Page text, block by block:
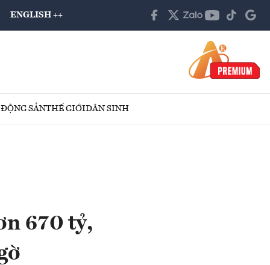
ENGLISH ++
SẢNTHẾ GIỚIDÂN SINH
670 tỷ,